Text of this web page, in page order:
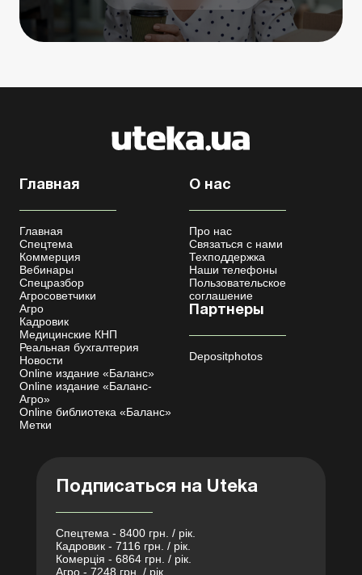
Главная
Главная
Спецтема
Коммерция
Вебинары
Спецразбор
Агросоветчики
Агро
Кадровик
Медицинские КНП
Реальная бухгалтерия
Новости
Online издание «Баланс»
Online издание «Баланс-
Агро»
Online библиотека «Баланс»
Метки
О нас
Про нас
Связаться с нами
Техподдержка
Наши телефоны
Пользовательское
соглашение
Партнеры
Depositphotos
Подписаться на Uteka
Спецтема - 8400 грн. / рік.
Кадровик - 7116 грн. / рік.
Комерція - 6864 грн. / рік.
Агро - 7248 грн. / рік.